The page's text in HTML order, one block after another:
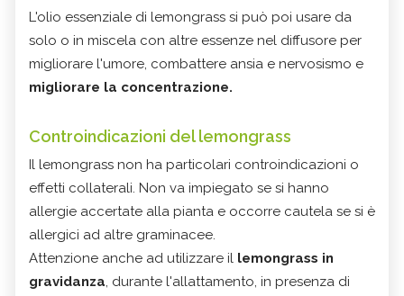
L'olio essenziale di lemongrass si può poi usare da
solo o in miscela con altre essenze nel diffusore per
migliorare l'umore, combattere ansia e nervosismo e
migliorare la concentrazione.
Controindicazioni del lemongrass
Il lemongrass non ha particolari controindicazioni o
effetti collaterali. Non va impiegato se si hanno
allergie accertate alla pianta e occorre cautela se si è
allergici ad altre graminacee.
Attenzione anche ad utilizzare il lemongrass in
gravidanza, durante l'allattamento, in presenza di